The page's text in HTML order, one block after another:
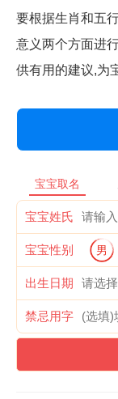
要根据生肖和五
意义两个方面进
供有用的建议,为
宝宝取名
宝宝姓氏
宝宝性别 男
出生日期
禁忌用字